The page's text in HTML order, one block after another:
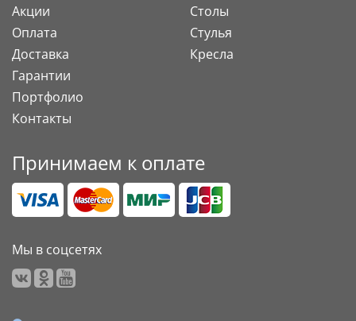
Акции
Оплата
Доставка
Гарантии
Портфолио
Контакты
Столы
Стулья
Кресла
Принимаем к оплате
Мы в соцсетях